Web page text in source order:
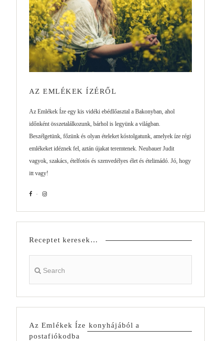
AZ EMLÉKEK ÍZÉRŐL
Az Emlékek Íze egy kis vidéki ebédlőasztal a Bakonyban, ahol
időnként összetalálkozunk, bárhol is legyünk a világban.
Beszélgetünk, főzünk és olyan ételeket kóstolgatunk, amelyek íze régi
emlékeket idéznek fel, aztán újakat teremtenek. Neubauer Judit
vagyok, szakács, ételfotós és szenvedélyes élet és ételimádó. Jó, hogy
itt vagy!
Receptet keresek…
Az Emlékek Íze konyhájából a
postafiókodba